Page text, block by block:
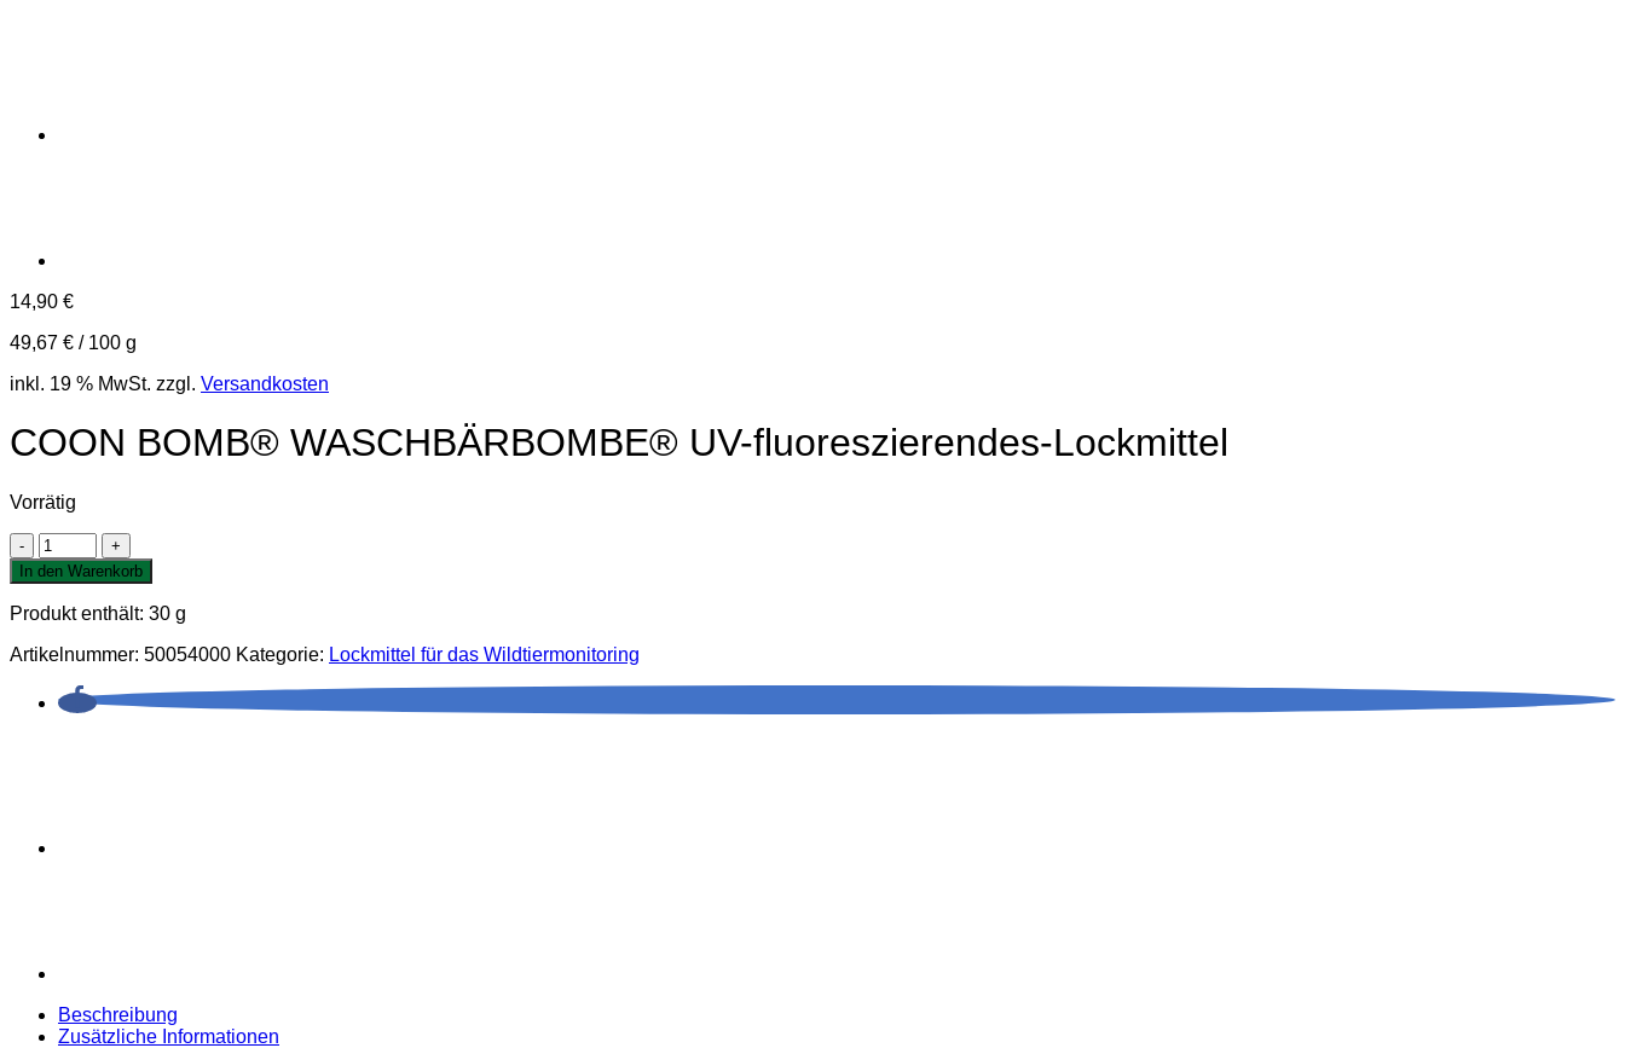
14,90 €
49,67 € / 100 g
inkl. 19 % MwSt. zzgl. Versandkosten
COON BOMB® WASCHBÄRBOMBE® UV-fluoreszierendes-Lockmittel
Vorrätig
COON
BOMB®
WASCHBÄRBOMBE®
UV-
fluoreszierendes-
Lockmittel
In den Warenkorb
Produkt enthält: 30 g
Artikelnummer: 50054000 Kategorie: Lockmittel für das Wildtiermonitoring
Beschreibung
Zusätzliche Informationen